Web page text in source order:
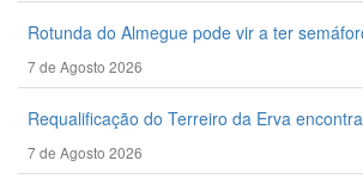
Rotunda do Almegue pode vir a ter
7 de Agosto 2026
Requalificação do Terreiro da Erva
7 de Agosto 2026